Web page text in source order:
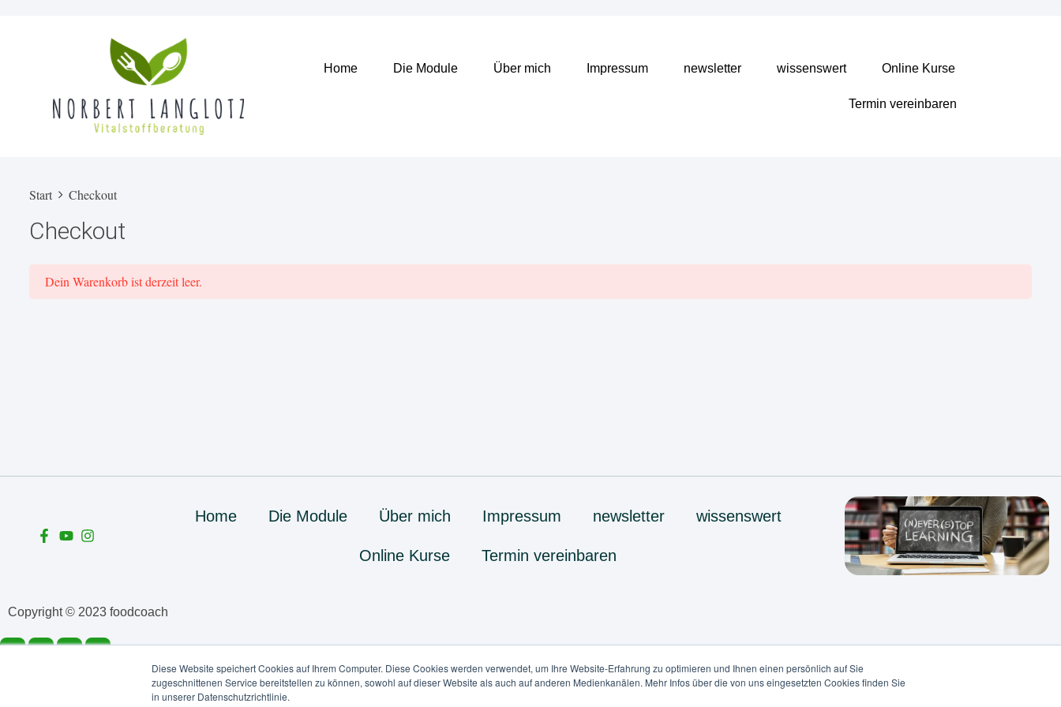
Diese Website speichert Cookies auf Ihrem Computer. Diese Cookies werden verwendet, um Ihre Website-Erfahrung zu optimieren und Ihnen einen persönlich auf Sie
zugeschnittenen Service bereitstellen zu können, sowohl auf dieser Website als auch auf anderen Medienkanälen. Mehr Infos über die von uns eingesetzten Cookies finden Sie
in unserer Datenschutzrichtlinie.
Home Die Module Über mich Impressum newsletter wissenswert Online Kurse
Termin vereinbaren
Start Checkout
Checkout
Dein Warenkorb ist derzeit leer.
Home Die Module Über mich Impressum newsletter wissenswert
Online Kurse Termin vereinbaren
Copyright © 2023 foodcoach